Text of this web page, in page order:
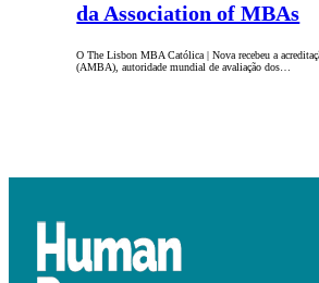
da Association of MBAs
O The Lisbon MBA Católica | Nova recebeu a
(AMBA), autoridade mundial de avaliação dos…